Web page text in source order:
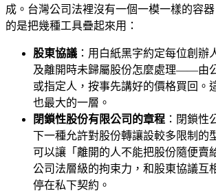
成。台灣公司法裡沒有一個一模一樣的容
的是把幾種工具疊起來用：
股東協議 ：用白紙黑字約定每位創辦
及離開時未歸屬股份怎麼處理——由
或指定人，按事先講好的價格買回。
也最大的一層。
閉鎖性股份有限公司的章程 ：閉鎖性
下一種允許對股份轉讓設較多限制的
可以讓「離開的人不能把股份隨便賣
公司法層級的拘束力，和股東協議互
停在私下契約。